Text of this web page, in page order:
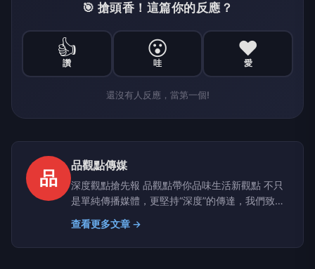
🎯 搶頭香！這篇你的反應？
👍
讚
😮
哇
❤️
愛
還沒有人反應，當第一個!
品
品觀點傳媒
深度觀點搶先報 品觀點帶你品味生活新觀點 不只
是單純傳播媒體，更堅持“深度”的傳達，我們致力
於建立一個具有品質、品味、品行，值得信任的媒
體品牌。聚焦時事議題提供有品、有價值且白色中
立之論點，讓觀眾可以從中獲得最真實的訊息。
查看更多文章 →